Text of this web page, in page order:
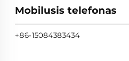
Mobilusis telefonas
+86-15084383434